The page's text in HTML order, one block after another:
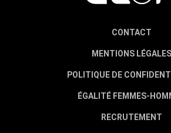
CONTACT
MENTIONS LÉGALES
POLITIQUE DE
ÉGALITÉ FEMMES-
RECRUTEMENT